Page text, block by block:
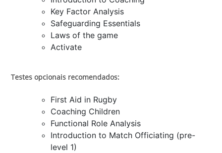
Key Factor Analysis
Safeguarding Essentials
Laws of the game
Activate
Testes opcionais recomendados:
First Aid in Rugby
Coaching Children
Functional Role Analysis
Introduction to Match Officiating (pre-
level 1)